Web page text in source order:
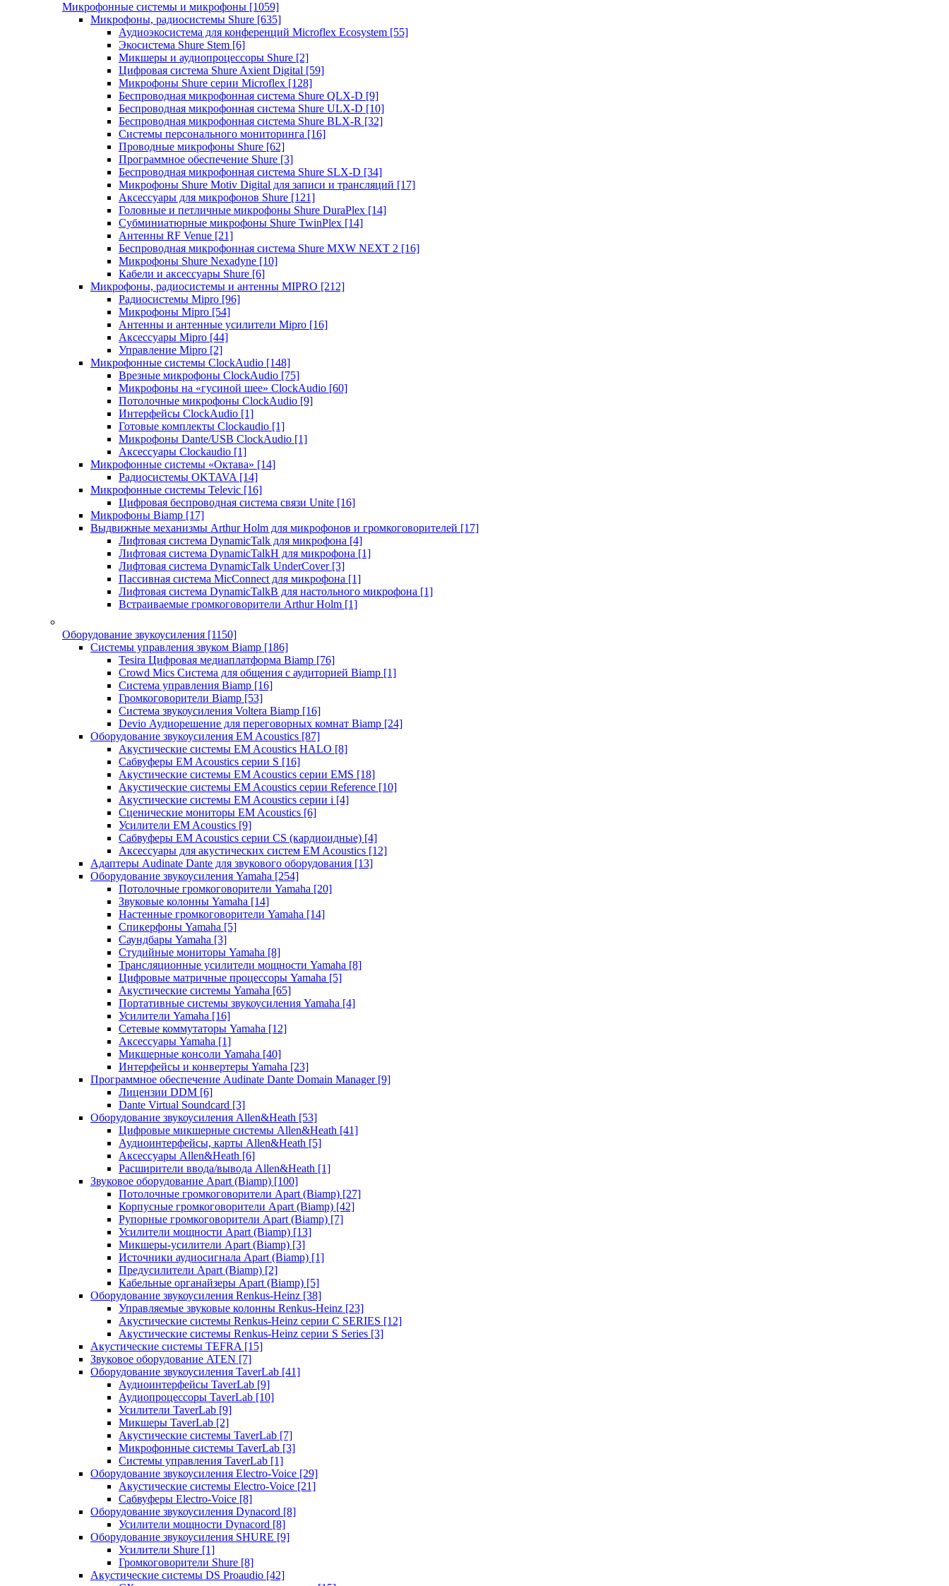
Микрофонные системы и микрофоны [1059]
Микрофоны, радиосистемы Shure [635]
Аудиоэкосистема для конференций Microflex Ecosystem [55]
Экосистема Shure Stem [6]
Микшеры и аудиопроцессоры Shure [2]
Цифровая система Shure Axient Digital [59]
Микрофоны Shure серии Microflex [128]
Беспроводная микрофонная система Shure QLX-D [9]
Беспроводная микрофонная система Shure ULX-D [10]
Беспроводная микрофонная система Shure BLX-R [32]
Системы персонального мониторинга [16]
Проводные микрофоны Shure [62]
Программное обеспечение Shure [3]
Беспроводная микрофонная система Shure SLX-D [34]
Микрофоны Shure Motiv Digital для записи и трансляций [17]
Аксессуары для микрофонов Shure [121]
Головные и петличные микрофоны Shure DuraPlex [14]
Субминиатюрные микрофоны Shure TwinPlex [14]
Антенны RF Venue [21]
Беспроводная микрофонная система Shure MXW NEXT 2 [16]
Микрофоны Shure Nexadyne [10]
Кабели и аксессуары Shure [6]
Микрофоны, радиосистемы и антенны MIPRO [212]
Радиосистемы Mipro [96]
Микрофоны Mipro [54]
Антенны и антенные усилители Mipro [16]
Аксессуары Mipro [44]
Управление Mipro [2]
Микрофонные системы ClockAudio [148]
Врезные микрофоны ClockAudio [75]
Микрофоны на «гусиной шее» ClockAudio [60]
Потолочные микрофоны ClockAudio [9]
Интерфейсы ClockAudio [1]
Готовые комплекты Clockaudio [1]
Микрофоны Dante/USB ClockAudio [1]
Аксессуары Clockaudio [1]
Микрофонные системы «Октава» [14]
Радиосистемы OKTAVA [14]
Микрофонные системы Televic [16]
Цифровая беспроводная система связи Unite [16]
Микрофоны Biamp [17]
Выдвижные механизмы Arthur Holm для микрофонов и громкоговорителей [17]
Лифтовая система DynamicTalk для микрофона [4]
Лифтовая система DynamicTalkH для микрофона [1]
Лифтовая система DynamicTalk UnderCover [3]
Пассивная система MicConnect для микрофона [1]
Лифтовая система DynamicTalkB для настольного микрофона [1]
Встраиваемые громкоговорители Arthur Holm [1]
Оборудование звукоусиления [1150]
Системы управления звуком Biamp [186]
Tesira Цифровая медиаплатформа Biamp [76]
Crowd Mics Система для общения с аудиторией Biamp [1]
Система управления Biamp [16]
Громкоговорители Biamp [53]
Система звукоусиления Voltera Biamp [16]
Devio Аудиорешение для переговорных комнат Biamp [24]
Оборудование звукоусиления EM Acoustics [87]
Акустические системы EM Acoustics HALO [8]
Сабвуферы EM Acoustics серии S [16]
Акустические системы EM Acoustics серии EMS [18]
Акустические системы EM Acoustics серии Reference [10]
Акустические системы EM Acoustics серии i [4]
Сценические мониторы EM Acoustics [6]
Усилители EM Acoustics [9]
Сабвуферы EM Acoustics серии CS (кардиоидные) [4]
Аксессуары для акустических систем EM Acoustics [12]
Адаптеры Audinate Dante для звукового оборудования [13]
Оборудование звукоусиления Yamaha [254]
Потолочные громкоговорители Yamaha [20]
Звуковые колонны Yamaha [14]
Настенные громкоговорители Yamaha [14]
Спикерфоны Yamaha [5]
Саундбары Yamaha [3]
Студийные мониторы Yamaha [8]
Трансляционные усилители мощности Yamaha [8]
Цифровые матричные процессоры Yamaha [5]
Акустические системы Yamaha [65]
Портативные системы звукоусиления Yamaha [4]
Усилители Yamaha [16]
Сетевые коммутаторы Yamaha [12]
Аксессуары Yamaha [1]
Микшерные консоли Yamaha [40]
Интерфейсы и конвертеры Yamaha [23]
Программное обеспечение Audinate Dante Domain Manager [9]
Лицензии DDM [6]
Dante Virtual Soundcard [3]
Оборудование звукоусиления Allen&Heath [53]
Цифровые микшерные системы Allen&Heath [41]
Аудиоинтерфейсы, карты Allen&Heath [5]
Аксессуары Allen&Heath [6]
Расширители ввода/вывода Allen&Heath [1]
Звуковое оборудование Apart (Biamp) [100]
Потолочные громкоговорители Apart (Biamp) [27]
Корпусные громкоговорители Apart (Biamp) [42]
Рупорные громкоговорители Apart (Biamp) [7]
Усилители мощности Apart (Biamp) [13]
Микшеры-усилители Apart (Biamp) [3]
Источники аудиосигнала Apart (Biamp) [1]
Предусилители Apart (Biamp) [2]
Кабельные органайзеры Apart (Biamp) [5]
Оборудование звукоусиления Renkus-Heinz [38]
Управляемые звуковые колонны Renkus-Heinz [23]
Акустические системы Renkus-Heinz серии C SERIES [12]
Акустические системы Renkus-Heinz серии S Series [3]
Акустические системы TEFRA [15]
Звуковое оборудование ATEN [7]
Оборудование звукоусиления TaverLab [41]
Аудиоинтерфейсы TaverLab [9]
Аудиопроцессоры TaverLab [10]
Усилители TaverLab [9]
Микшеры TaverLab [2]
Акустические системы TaverLab [7]
Микрофонные системы TaverLab [3]
Системы управления TaverLab [1]
Оборудование звукоусиления Electro-Voice [29]
Акустические системы Electro-Voice [21]
Сабвуферы Electro-Voice [8]
Оборудование звукоусиления Dynacord [8]
Усилители мощности Dynacord [8]
Оборудование звукоусиления SHURE [9]
Усилители Shure [1]
Громкоговорители Shure [8]
Акустические системы DS Proaudio [42]